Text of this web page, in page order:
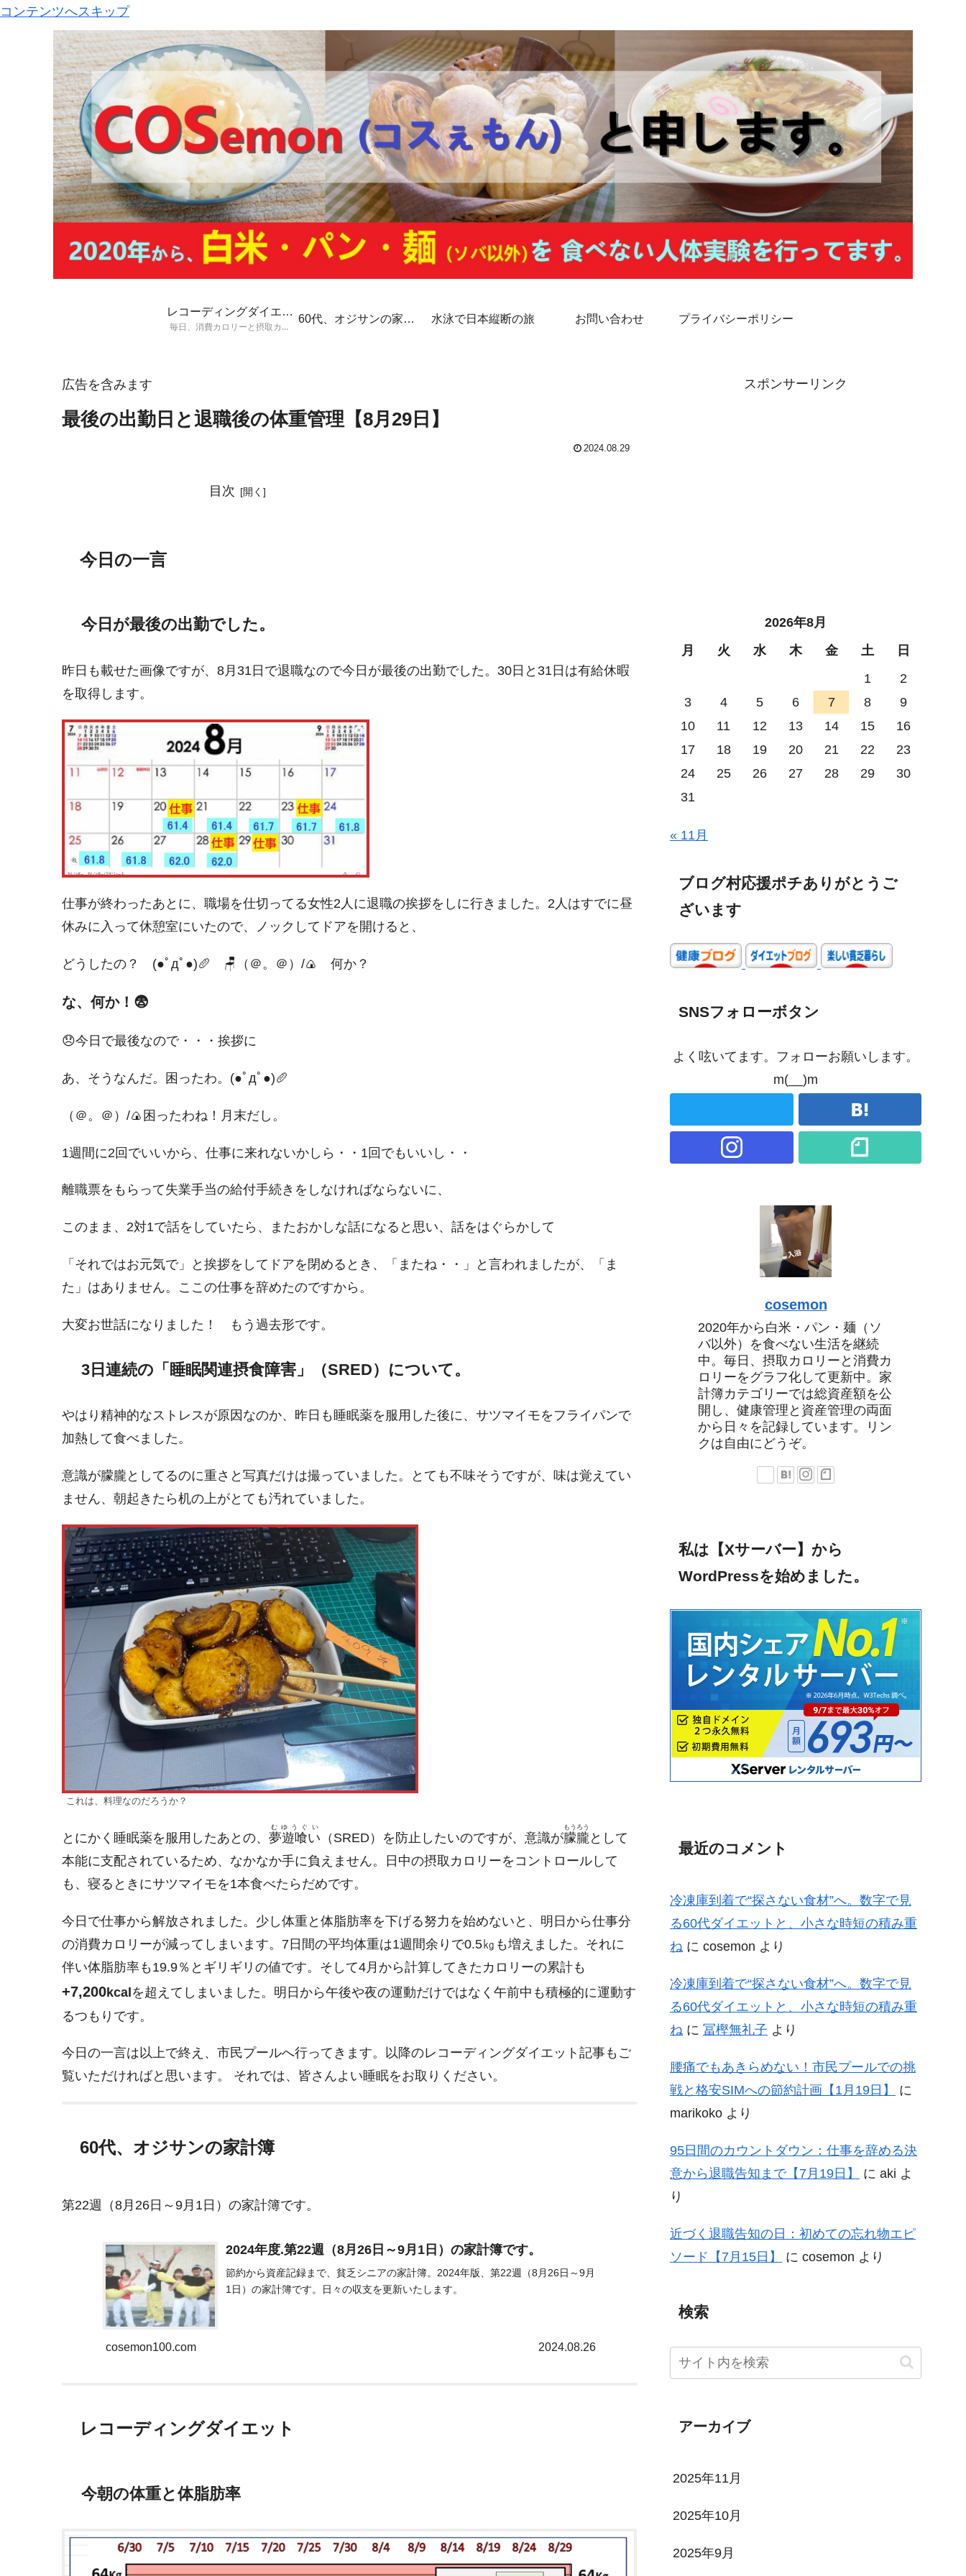
コンテンツへスキップ
レコーディングダイエッ
ト
毎日、消費カロリーと摂取カロ
60代、オジサンの家計 水泳で日本縦断の旅 お問い合わせ プライバシーポリシー
広告を含みます
最後の出勤日と退職後の体重管理【8月29日】
2024.08.29
目次
今日の一言
今日が最後の出勤でした。
昨日も載せた画像ですが、8月31日で退職なので今日が最後の出勤でした。30日と31日は有給休暇
を取得します。
仕事が終わったあとに、職場を仕切ってる女性2人に退職の挨拶をしに行きました。2人はすでに昼
休みに入って休憩室にいたので、ノックしてドアを開けると、
どうしたの？ (●ﾟдﾟ●)🥖 🪑（＠。＠）/🍙 何か？
な、何か！😨
😞今日で最後なので・・・挨拶に
あ、そうなんだ。困ったわ。(●ﾟдﾟ●)🥖
（＠。＠）/🍙困ったわね！月末だし。
1週間に2回でいいから、仕事に来れないかしら・・1回でもいいし・・
離職票をもらって失業手当の給付手続きをしなければならないに、
このまま、2対1で話をしていたら、またおかしな話になると思い、話をはぐらかして
「それではお元気で」と挨拶をしてドアを閉めるとき、「またね・・」と言われましたが、「ま
た」はありません。ここの仕事を辞めたのですから。
大変お世話になりました！ もう過去形です。
3日連続の「睡眠関連摂食障害」（SRED）について。
やはり精神的なストレスが原因なのか、昨日も睡眠薬を服用した後に、サツマイモをフライパンで
加熱して食べました。
意識が朦朧としてるのに重さと写真だけは撮っていました。とても不味そうですが、味は覚えてい
ません、朝起きたら机の上がとても汚れていました。
これは、料理なのだろうか？
とにかく睡眠薬を服用したあとの、 夢遊喰い
むゆうぐい
（SRED）を防止したいのですが、意識が朦朧
もうろう
として
本能に支配されているため、なかなか手に負えません。日中の摂取カロリーをコントロールして
も、寝るときにサツマイモを1本食べたらだめです。
今日で仕事から解放されました。少し体重と体脂肪率を下げる努力を始めないと、明日から仕事分
の消費カロリーが減ってしまいます。7日間の平均体重は1週間余りで0.5㎏も増えました。それに
伴い体脂肪率も19.9％とギリギリの値です。そして4月から計算してきたカロリーの累計も
+7,200kcalを超えてしまいました。明日から午後や夜の運動だけではなく午前中も積極的に運動す
るつもりです。
今日の一言は以上で終え、市民プールへ行ってきます。以降のレコーディングダイエット記事もご
覧いただければと思います。 それでは、皆さんよい睡眠をお取りください。
60代、オジサンの家計簿
第22週（8月26日～9月1日）の家計簿です。
2024年度.第22週（8月26日～9月1日）の家計簿です。
節約から資産記録まで、貧乏シニアの家計簿。2024年版、第22週（8月26日～9月
1日）の家計簿です。日々の収支を更新いたします。
cosemon100.com 2024.08.26
レコーディングダイエット
今朝の体重と体脂肪率
スポンサーリンク
2026年8月
月
火 水 木 金 土
日
1
2
3
4 5 6 7 8
9
10
11 12 13 14 15
16
17
18 19 20 21 22
23
24
25 26 27 28 29
30
31
« 11月
ブログ村応援ポチありがとうご
ざいます
SNSフォローボタン
よく呟いてます。フォローお願いします。
m(__)m
cosemon
2020年から白米・パン・麺（ソ
バ以外）を食べない生活を継続
中。毎日、摂取カロリーと消費カ
ロリーをグラフ化して更新中。家
計簿カテゴリーでは総資産額を公
開し、健康管理と資産管理の両面
から日々を記録しています。リン
クは自由にどうぞ。
私は【Xサーバー】から
WordPressを始めました。
最近のコメント
冷凍庫到着で“探さない食材”へ。数字で見
る60代ダイエットと、小さな時短の積み重
ね に cosemon より
冷凍庫到着で“探さない食材”へ。数字で見
る60代ダイエットと、小さな時短の積み重
ね に 冨樫無礼子 より
腰痛でもあきらめない！市民プールでの挑
戦と格安SIMへの節約計画【1月19日】
に
marikoko より
95日間のカウントダウン：仕事を辞める決
意から退職告知まで【7月19日】
に aki よ
り
近づく退職告知の日：初めての忘れ物エピ
ソード【7月15日】
に cosemon より
検索
アーカイブ
2025年11月
2025年10月
2025年9月